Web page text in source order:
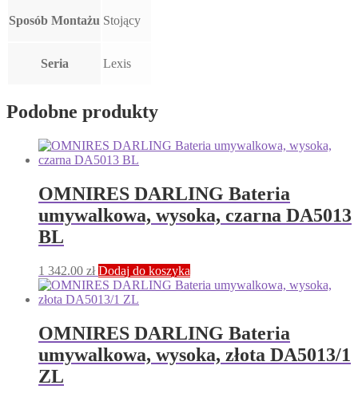
Sposób Montażu Stojący
Seria Lexis
Podobne produkty
OMNIRES DARLING Bateria
umywalkowa, wysoka, czarna DA5013
BL
1 342.00 zł Dodaj do koszyka
OMNIRES DARLING Bateria
umywalkowa, wysoka, złota DA5013/1
ZL